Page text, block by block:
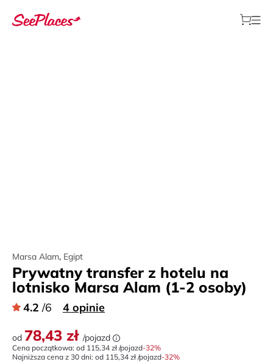
Marsa Alam, Egipt
Prywatny transfer z hotelu na
lotnisko Marsa Alam (1-2 osoby)
4.2 /6 4 opinie
od 78,43 zł /pojazd
Cena początkowa: od 115,34 zł /pojazd-32%
Najniższa cena z 30 dni: od 115,34 zł /pojazd-32%